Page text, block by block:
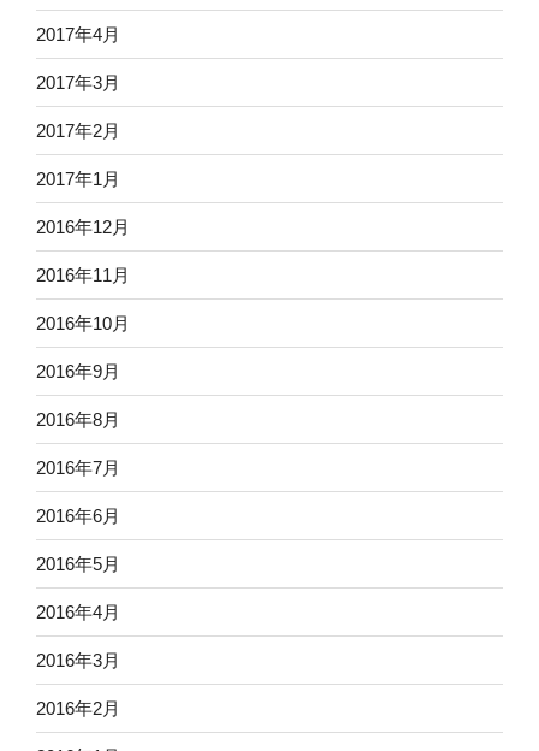
2017年4月
2017年3月
2017年2月
2017年1月
2016年12月
2016年11月
2016年10月
2016年9月
2016年8月
2016年7月
2016年6月
2016年5月
2016年4月
2016年3月
2016年2月